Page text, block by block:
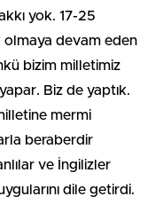
yok. 17-25
olmaya devam eden
bizim milletimiz
Biz de yaptık.
mermi
beraberdir
ve İngilizler
dile getirdi.